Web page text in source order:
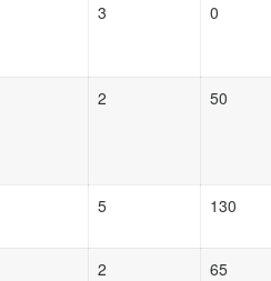
3 0
2 50
5 130
2 65